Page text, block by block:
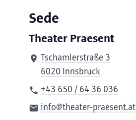
Sede
Theater Praesent
Tschamlerstraße 3
6020 Innsbruck
+43 650 / 64 36 036
info@theater-praesent.at